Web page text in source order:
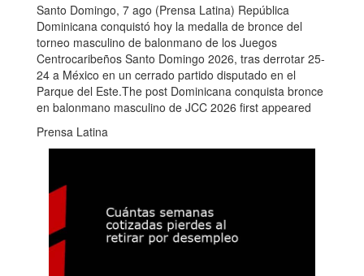
Santo Domingo, 7 ago (Prensa Latina) República
Dominicana conquistó hoy la medalla de bronce del
torneo masculino de balonmano de los Juegos
Centrocaribeños Santo Domingo 2026, tras derrotar 25-
24 a México en un cerrado partido disputado en el
Parque del Este.The post Dominicana conquista bronce
en balonmano masculino de JCC 2026 first appeared
Prensa Latina